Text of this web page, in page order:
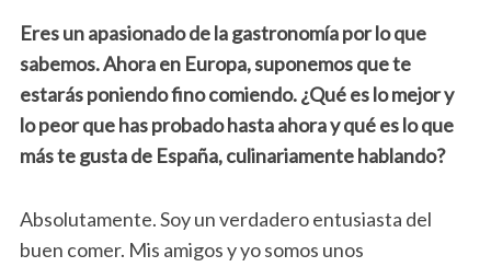
Eres un apasionado de la gastronomía por lo que
sabemos. Ahora en Europa, suponemos que te
estarás poniendo fino comiendo. ¿Qué es lo mejor y
lo peor que has probado hasta ahora y qué es lo que
más te gusta de España, culinariamente hablando?
Absolutamente. Soy un verdadero entusiasta del
buen comer. Mis amigos y yo somos unos